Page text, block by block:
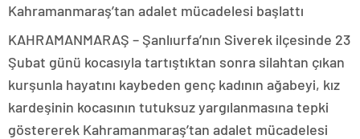
Kahramanmaraş’tan adalet mücadelesi başlattı
KAHRAMANMARAŞ – Şanlıurfa’nın Siverek ilçesinde 23
Şubat günü kocasıyla tartıştıktan sonra silahtan çıkan
kurşunla hayatını kaybeden genç kadının ağabeyi, kız
kardeşinin kocasının tutuksuz yargılanmasına tepki
göstererek Kahramanmaraş’tan adalet mücadelesi